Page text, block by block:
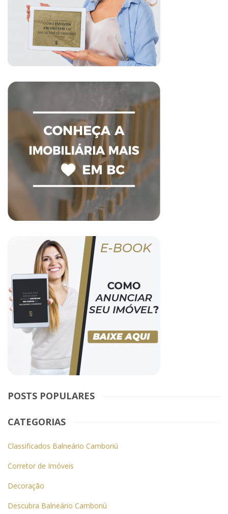
POSTS POPULARES
CATEGORIAS
Classificados Balneário Camboriú
Corretor de Imóveis
Decoração
Descubra Balneário Camboriú